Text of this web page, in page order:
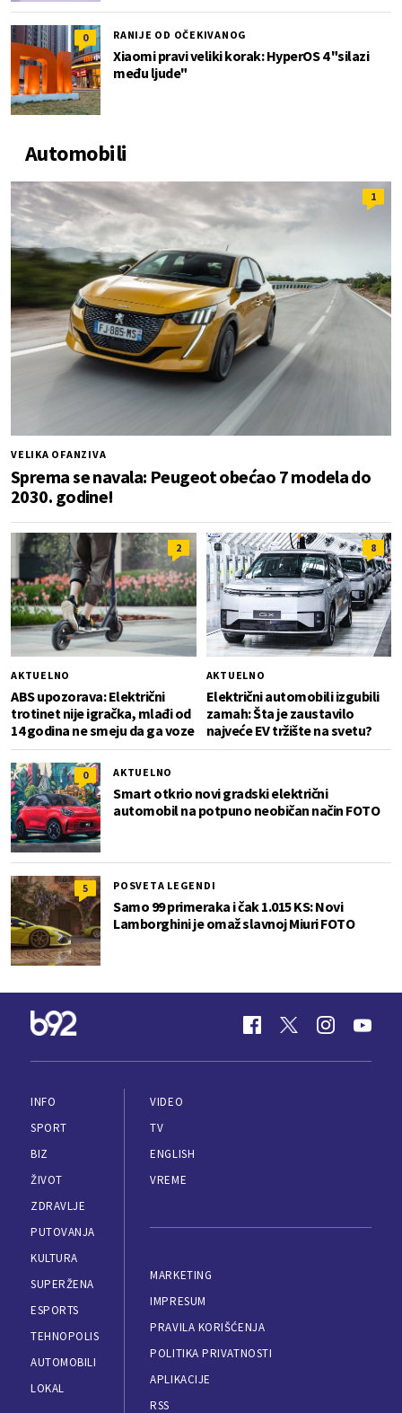
0 RANIJE OD OČEKIVANOG
Xiaomi pravi veliki korak: HyperOS 4 "silazi
među ljude"
Automobili
1
VELIKA OFANZIVA
Sprema se navala: Peugeot obećao 7 modela do
2030. godine!
2
AKTUELNO
ABS upozorava: Električni
trotinet nije igračka, mlađi od
14 godina ne smeju da ga voze
8
AKTUELNO
Električni automobili izgubili
zamah: Šta je zaustavilo
najveće EV tržište na svetu?
0 AKTUELNO
Smart otkrio novi gradski električni
automobil na potpuno neobičan način FOTO
5 POSVETA LEGENDI
Samo 99 primeraka i čak 1.015 KS: Novi
Lamborghini je omaž slavnoj Miuri FOTO
INFO
SPORT
BIZ
ŽIVOT
ZDRAVLJE
PUTOVANJA
KULTURA
SUPERŽENA
ESPORTS
TEHNOPOLIS
AUTOMOBILI
LOKAL
VIDEO
TV
ENGLISH
VREME
MARKETING
IMPRESUM
PRAVILA KORIŠĆENJA
POLITIKA PRIVATNOSTI
APLIKACIJE
RSS